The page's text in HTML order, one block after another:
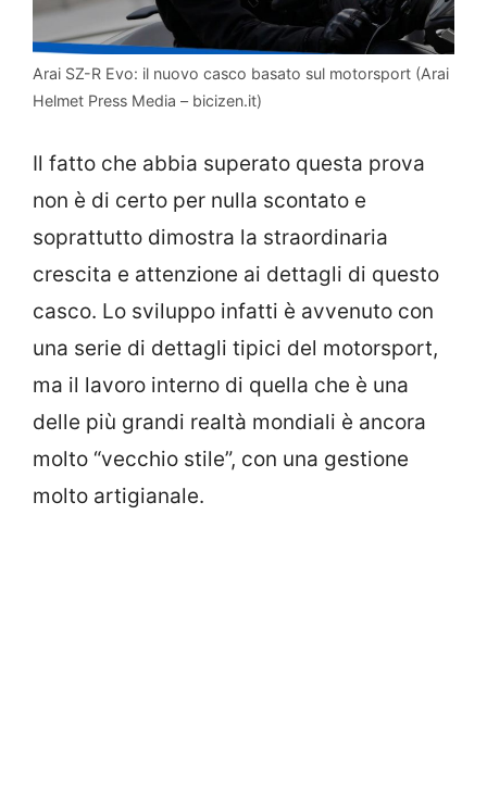
Arai SZ-R Evo: il nuovo casco basato sul motorsport (Arai
Helmet Press Media – bicizen.it)
Il fatto che abbia superato questa prova
non è di certo per nulla scontato e
soprattutto dimostra la straordinaria
crescita e attenzione ai dettagli di questo
casco. Lo sviluppo infatti è avvenuto con
una serie di dettagli tipici del motorsport,
ma il lavoro interno di quella che è una
delle più grandi realtà mondiali è ancora
molto “vecchio stile”, con una gestione
molto artigianale.